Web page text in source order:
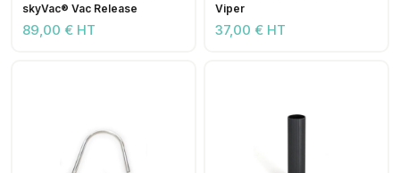
skyVac® Vac Release
89,00 € HT
Viper
37,00 € HT